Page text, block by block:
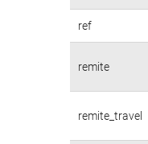
ref
remite
remite_travel